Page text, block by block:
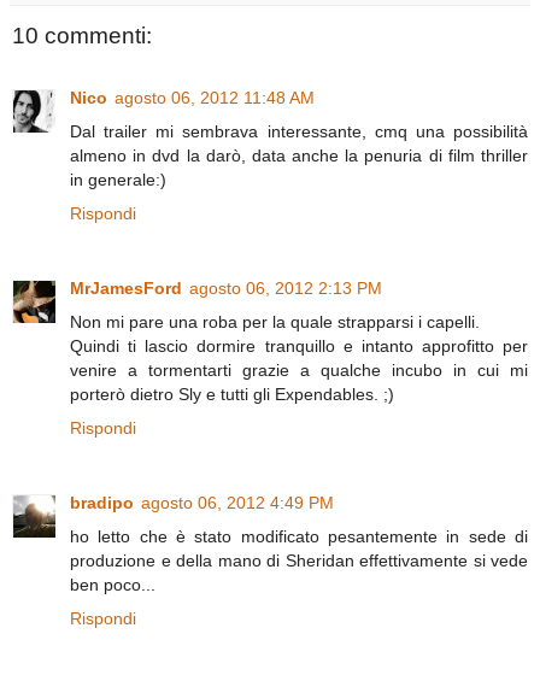
10 commenti:
Nico agosto 06, 2012 11:48 AM
Dal trailer mi sembrava interessante, cmq una possibilità
almeno in dvd la darò, data anche la penuria di film thriller
in generale:)
Rispondi
MrJamesFord agosto 06, 2012 2:13 PM
Non mi pare una roba per la quale strapparsi i capelli.
Quindi ti lascio dormire tranquillo e intanto approfitto per
venire a tormentarti grazie a qualche incubo in cui mi
porterò dietro Sly e tutti gli Expendables. ;)
Rispondi
bradipo agosto 06, 2012 4:49 PM
ho letto che è stato modificato pesantemente in sede di
produzione e della mano di Sheridan effettivamente si vede
ben poco...
Rispondi